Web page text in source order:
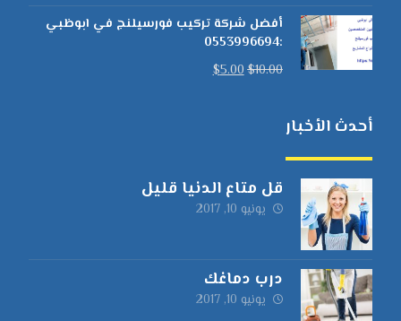
أفضل شركة تركيب فورسيلنج في ابوظبي
:0553996694
$10.00
$5.00
أحدث الأخبار
قل متاع الدنيا قليل
يونيو 10, 2017
درب دماغك
يونيو 10, 2017